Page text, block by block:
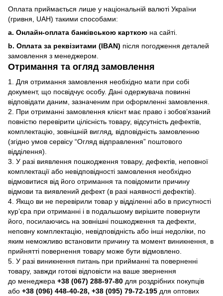
Оплата приймається лише у національній валюті України
(гривня, UAH) такими способами:
a. Онлайн-оплата банківською карткою на сайті.
b. Оплата за реквізитами (IBAN) після погодження деталей
замовлення з менеджером.
Отримання та огляд замовлення
1. Для отримання замовлення необхідно мати при собі
документ, що посвідчує особу. Дані одержувача повинні
відповідати даним, зазначеним при оформленні замовлення.
2. При отриманні замовлення клієнт має право і зобов’язаний
повністю перевірити цілісність товару, відсутність дефектів,
комплектацію, зовнішній вигляд, відповідність замовленню
(згідно умов сервісу “Огляд відправлення” поштового
відділення).
3. У разі виявлення пошкодження товару, дефектів, неповної
комплектації або невідповідності замовлення необхідно
відмовитися від його отримання та повідомити причину
відмови та виявлений дефект (в разі наявності дефектів).
4. Якщо ви не перевірили товар у відділенні або в присутності
кур’єра при отриманні і в подальшому вирішите повернути
його, посилаючись на зовнішні пошкодження та дефекти,
неповну комплектацію, невідповідність або інші недоліки, по
яким неможливо встановити причину та момент виникнення, в
прийнятті повернення товару може бути відмовлено.
5. У разі виникнення питань при прийманні та поверненні
товару, завжди готові відповісти на ваше звернення
до менеджера +38 (067) 288-97-80 для роздрібних покупців
або +38 (096) 448-40-28, +38 (095) 79-72-195 для оптових